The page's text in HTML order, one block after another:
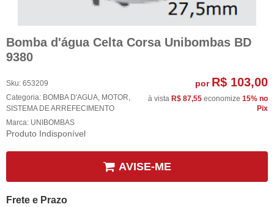
Bomba d'água Celta Corsa Unibombas BD
9380
Sku: 653209
Categoria: BOMBA D'AGUA, MOTOR,
SISTEMA DE ARREFECIMENTO
Marca: UNIBOMBAS
Produto Indisponível
por R$ 103,00
à vista R$ 87,55 economize 15% no
Pix
AVISE-ME
Frete e Prazo